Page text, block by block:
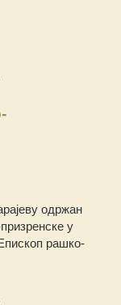
одржан
у
рашко-